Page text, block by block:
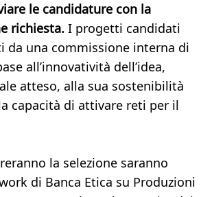
le candidature con la
richiesta. I progetti candidati
da una commissione interna di
all’innovatività dell’idea,
atteso, alla sua sostenibilità
capacità di attivare reti per il
la selezione saranno
di Banca Etica su Produzioni